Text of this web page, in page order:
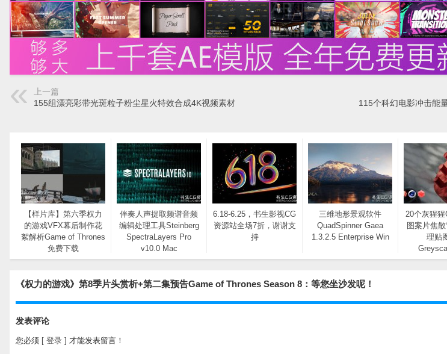
上一篇
155组漂亮彩带光斑粒子粉尘星火特效合成4K视频素材
115个科幻电影冲击能
【样片库】第六季权力
的游戏VFX幕后制作花
絮解析Game of Thrones
免费下载
伴奏人声提取频谱音频
编辑处理工具Steinberg
SpectraLayers Pro
v10.0 Mac
6.18-6.25，书生影视CG
资源站全场7折，谢谢支
持
三维地形景观软件
QuadSpinner Gaea
1.3.2.5 Enterprise Win
20个灰猩
图案片焦
理贴
Animated
《权力的游戏》第8季片头赏析+第二集预告Game of Thrones Season 8：等您坐沙发呢！
发表评论
您必须 [ 登录 ] 才能发表留言！